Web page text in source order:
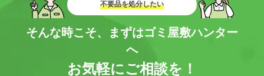
不要品を処分したい
そんな時こそ、まずはゴミ屋敷ハンター
へ
お気軽にご相談を！